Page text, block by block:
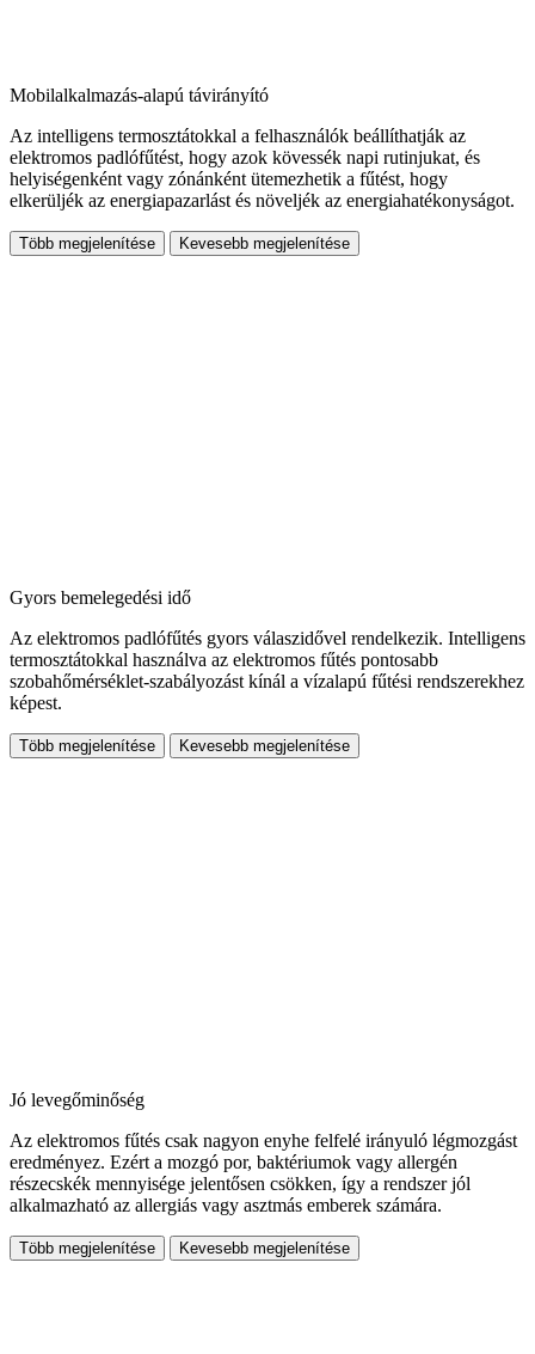
Mobilalkalmazás-alapú távirányító
Az intelligens termosztátokkal a felhasználók beállíthatják az
elektromos padlófűtést, hogy azok kövessék napi rutinjukat, és
helyiségenként vagy zónánként ütemezhetik a fűtést, hogy
elkerüljék az energiapazarlást és növeljék az energiahatékonyságot.
Több megjelenítése Kevesebb megjelenítése
Gyors bemelegedési idő
Az elektromos padlófűtés gyors válaszidővel rendelkezik. Intelligens
termosztátokkal használva az elektromos fűtés pontosabb
szobahőmérséklet-szabályozást kínál a vízalapú fűtési rendszerekhez
képest.
Több megjelenítése Kevesebb megjelenítése
Jó levegőminőség
Az elektromos fűtés csak nagyon enyhe felfelé irányuló légmozgást
eredményez. Ezért a mozgó por, baktériumok vagy allergén
részecskék mennyisége jelentősen csökken, így a rendszer jól
alkalmazható az allergiás vagy asztmás emberek számára.
Több megjelenítése Kevesebb megjelenítése